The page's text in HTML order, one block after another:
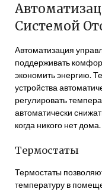
Системой
Автоматизация
поддерживать
экономить энергию.
устройства
регулировать
автоматически
когда никого нет дома.
Термостаты
Термостаты
температуру в